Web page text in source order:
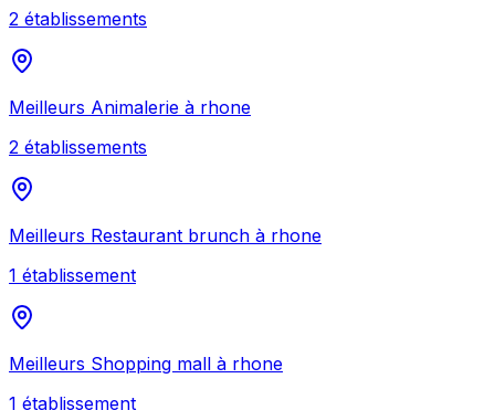
2 établissements
Meilleurs Animalerie à rhone
2 établissements
Meilleurs Restaurant brunch à rhone
1 établissement
Meilleurs Shopping mall à rhone
1 établissement